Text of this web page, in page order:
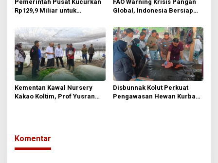
Pemerintah Pusat Kucurkan
Rp129,9 Miliar untuk
Perkebunan Kolaka Utara
FAO Warning Krisis Pangan
Global, Indonesia Bersiap
Kementan Kawal Nursery
Kakao Koltim, Prof Yusran
Disbunnak Kolut Perkuat
Pengawasan Hewan Kurban
Komentar